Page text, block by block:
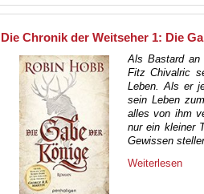
Die Chronik der Weitseher 1: Die
Als Bastard an
Fitz Chivalric
Leben. Als er
sein Leben
alles von ihm
nur ein kleiner
Gewissen
Weiterlesen